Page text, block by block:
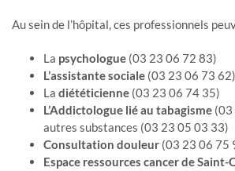
Au sein de l’hôpital, ces professionnels
La psychologue (03 23 06 72 83)
L’assistante sociale (03 23 06 73 62)
La diététicienne (03 23 06 74 35)
L’Addictologue lié au tabagisme (03
autres substances (03 23 05 03 33)
Consultation douleur (03 23 06 75
Espace ressources cancer de Saint-